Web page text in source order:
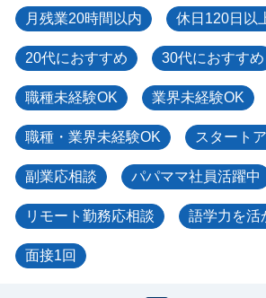
月残業20時間以内 休日120日以
20代におすすめ 30代におすすめ
職種未経験OK 業界未経験OK
職種・業界未経験OK スタート
副業応相談 パパママ社員活躍中
リモート勤務応相談 語学力を活
面接1回